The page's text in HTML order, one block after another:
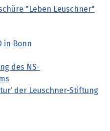
"Leben Leuschner"
in Bonn
des NS-
der Leuschner-Stiftung